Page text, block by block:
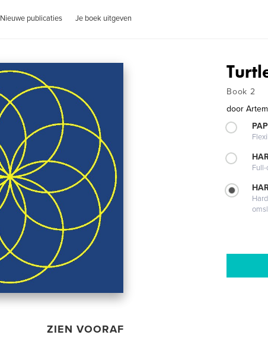
Nieuwe publicaties Je boek uitgeven
ZIEN VOORAF
Book 2
door